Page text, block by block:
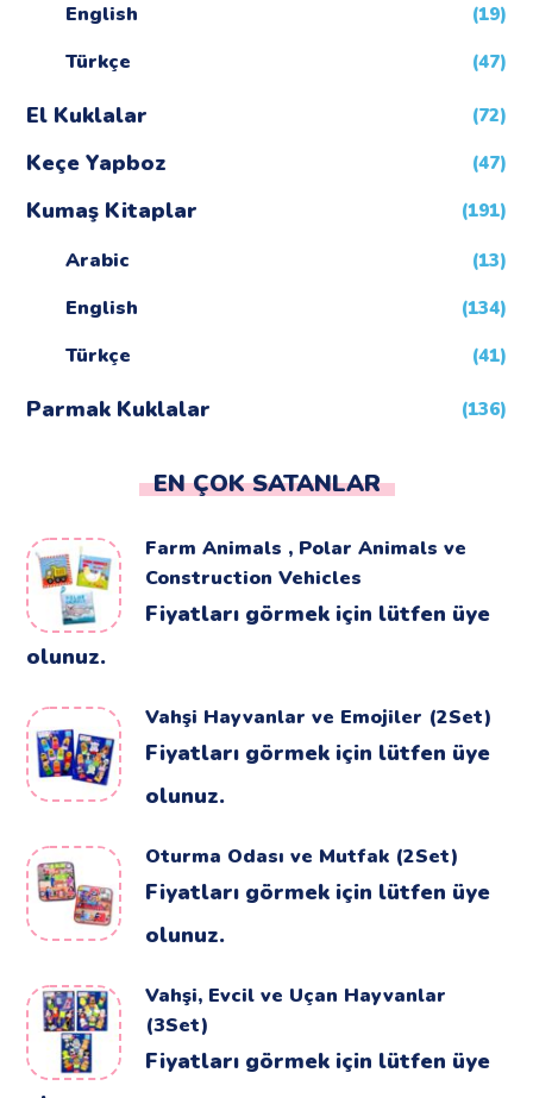
English (19)
Türkçe (47)
El Kuklalar (72)
Keçe Yapboz (47)
Kumaş Kitaplar (191)
Arabic (13)
English (134)
Türkçe (41)
Parmak Kuklalar (136)
EN ÇOK SATANLAR
Farm Animals , Polar Animals ve
Construction Vehicles
Fiyatları görmek için lütfen üye
olunuz.
Vahşi Hayvanlar ve Emojiler (2Set)
Fiyatları görmek için lütfen üye
olunuz.
Oturma Odası ve Mutfak (2Set)
Fiyatları görmek için lütfen üye
olunuz.
Vahşi, Evcil ve Uçan Hayvanlar
(3Set)
Fiyatları görmek için lütfen üye